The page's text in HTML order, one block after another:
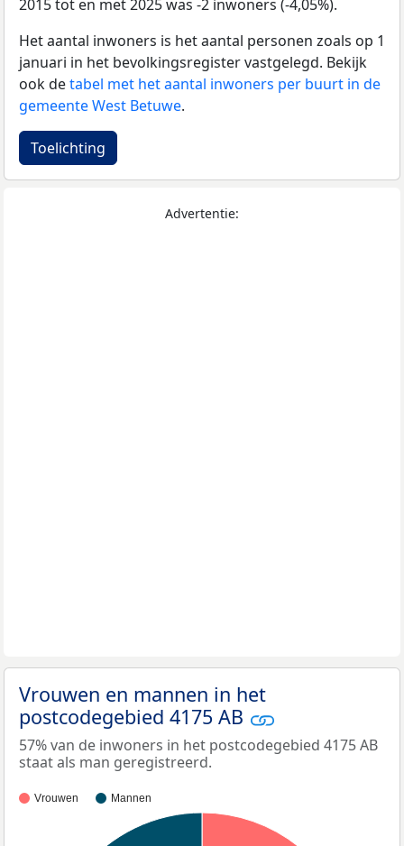
2015 tot en met 2025 was -2 inwoners (-4,05%).
Het aantal inwoners is het aantal personen zoals op 1
januari in het bevolkingsregister vastgelegd. Bekijk
ook detabel met het aantal inwoners per buurt in de
gemeente West Betuwe.
Toelichting
Advertentie:
Vrouwen en mannen in het
postcodegebied 4175 AB
57% van de inwoners in het postcodegebied 4175 AB
staat als man geregistreerd.
Vrouwen Mannen